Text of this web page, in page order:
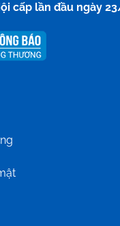
cấp lần đầu ngày